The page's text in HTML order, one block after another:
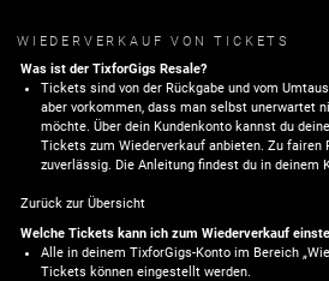
WIEDERVERKAUF VON TICKETS
Was ist der TixforGigs Resale?
Tickets sind von der Rückgabe und vom
aber vorkommen, dass man selbst unerwartet
möchte. Über dein Kundenkonto kannst du
Tickets zum Wiederverkauf anbieten. Zu fairen
zuverlässig. Die Anleitung findest du in deinem
Zurück zur Übersicht
Welche Tickets kann ich zum Wiederverkauf
Alle in deinem TixforGigs-Konto im Bereich
Tickets können eingestellt werden.